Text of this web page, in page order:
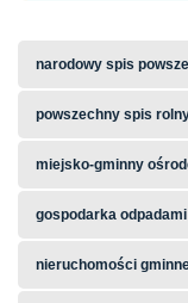
narodowy spis
powszechny spis
miejsko-gminny
gospodarka odpadami
nieruchomości